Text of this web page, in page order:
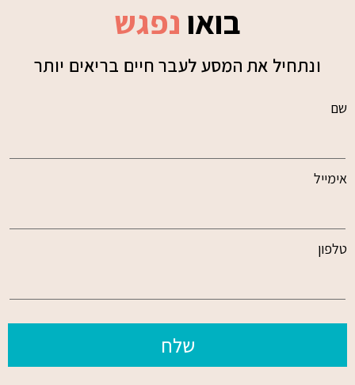
בואו נפגש
ונתחיל את המסע לעבר חיים בריאים יותר
שם
אימייל
טלפון
שלח